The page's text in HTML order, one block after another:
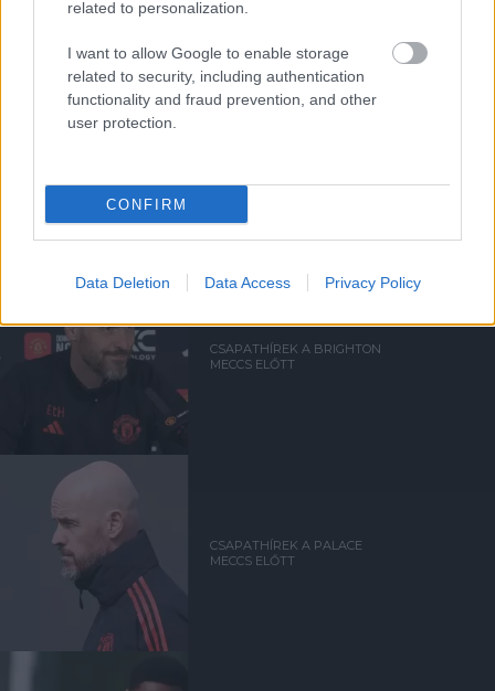
related to personalization.
I want to allow Google to enable storage
related to security, including authentication
functionality and fraud prevention, and other
user protection.
CONFIRM
Data Deletion Data Access Privacy Policy
ANTHONY MARTIAL
CSAPATHÍREK A BRIGHTON
MECCS ELŐTT
CSAPATHÍREK A PALACE
MECCS ELŐTT